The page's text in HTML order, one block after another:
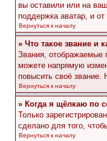
вы оставили или на
поддержка аватар, и
Вернуться к началу
» Что такое звание и
Звания, отображаемые
можете напрямую
повысить своё звание.
Вернуться к началу
» Когда я щёлкаю по
Только
сделано для того,
Вернуться к началу